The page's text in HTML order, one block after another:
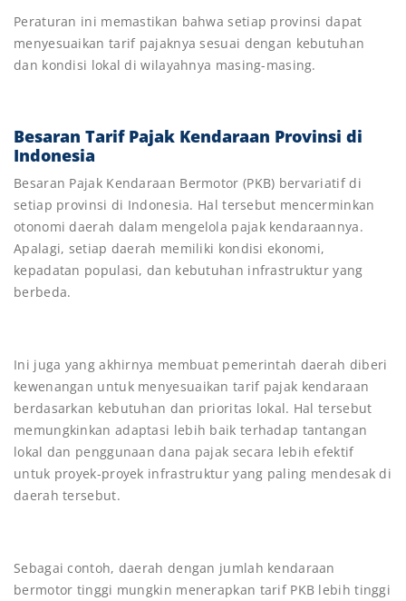
Peraturan ini memastikan bahwa setiap provinsi dapat
menyesuaikan tarif pajaknya sesuai dengan kebutuhan
dan kondisi lokal di wilayahnya masing-masing.
Besaran Tarif Pajak Kendaraan Provinsi di
Indonesia
Besaran Pajak Kendaraan Bermotor (PKB) bervariatif di
setiap provinsi di Indonesia. Hal tersebut mencerminkan
otonomi daerah dalam mengelola pajak kendaraannya.
Apalagi, setiap daerah memiliki kondisi ekonomi,
kepadatan populasi, dan kebutuhan infrastruktur yang
berbeda.
Ini juga yang akhirnya membuat pemerintah daerah diberi
kewenangan untuk menyesuaikan tarif pajak kendaraan
berdasarkan kebutuhan dan prioritas lokal. Hal tersebut
memungkinkan adaptasi lebih baik terhadap tantangan
lokal dan penggunaan dana pajak secara lebih efektif
untuk proyek-proyek infrastruktur yang paling mendesak di
daerah tersebut.
Sebagai contoh, daerah dengan jumlah kendaraan
bermotor tinggi mungkin menerapkan tarif PKB lebih tinggi